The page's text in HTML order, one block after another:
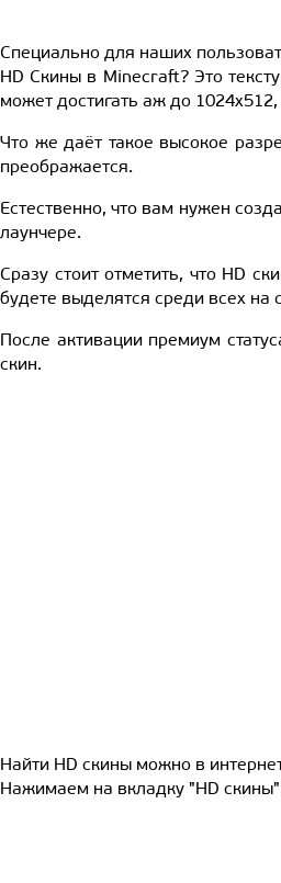
Специально для наших
HD Скины в Minecraft? Это
может достигать аж до
Что же даёт такое высокое
преображается.
Естественно, что вам нужен
лаунчере.
Сразу стоит отметить, что HD
будете выделятся среди всех
После активации премиум
скин.
Найти HD скины можно в
Нажимаем на вкладку "HD